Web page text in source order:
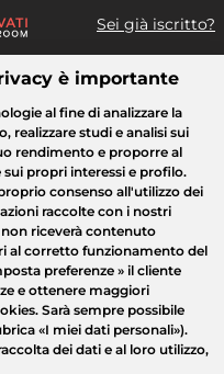
Sei già iscritto?
Elettrodomestici
è importante
al fine di analizzare la
realizzare studi e analisi sui
rendimento e proporre al
propri interessi e profilo.
consenso all'utilizzo dei
raccolte con i nostri
riceverà contenuto
al corretto funzionamento del
preferenze » il cliente
e ottenere maggiori
Sarà sempre possibile
«I miei dati personali»).
dei dati e al loro utilizzo,